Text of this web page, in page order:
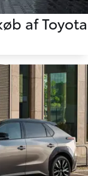
af Toyota